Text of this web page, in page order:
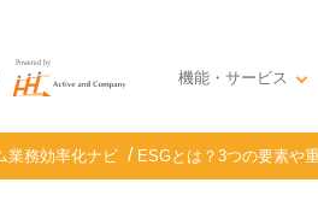
機能・サービス
業務効率化ナビ ESGとは？3つの要素や